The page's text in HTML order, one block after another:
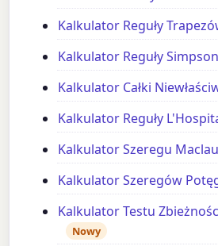
Kalkulator Reguły
Kalkulator Reguły
Kalkulator Całki
Kalkulator Reguły
Kalkulator Szeregu
Kalkulator Szeregów
Kalkulator Testu
Nowy